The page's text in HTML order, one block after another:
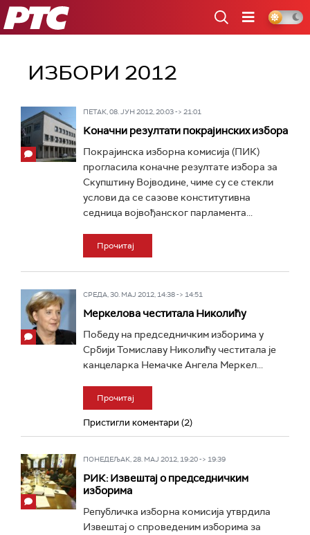
РТС
ИЗБОРИ 2012
ПЕТАК, 08. ЈУН 2012, 20:03 -> 21:01
Koначни резултати покрајинских избора
Покрајинска изборна комисија (ПИК)
прогласила коначне резултате избора за
Скупштину Војводине, чиме су се стекли
услови да се сазове конститутивна
седница војвођанског парламента...
Прочитај
СРЕДА, 30. МАЈ 2012, 14:38 -> 14:51
Меркелова честитала Николићу
Победу на председничким изборима у
Србији Томиславу Николићу честитала је
канцеларка Немачке Ангела Меркел...
Прочитај
Пристигли коментари (2)
ПОНЕДЕЉАК, 28. МАЈ 2012, 19:20 -> 19:39
РИК: Извештај о председничким
изборима
Републичка изборна комисија утврдила
Извештај о спроведеним изборима за